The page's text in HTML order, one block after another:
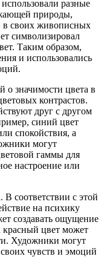
разные
природы,
в своих живописных
символизировал
Таким образом,
и использовались
о значимости цвета в
контрастов.
друг с другом
синий цвет
спокойствия, а
могут
гаммы для
настроение или
В соответствии с этой
на психику
создавать ощущение
красный цвет может
Художники могут
чувств и эмоций